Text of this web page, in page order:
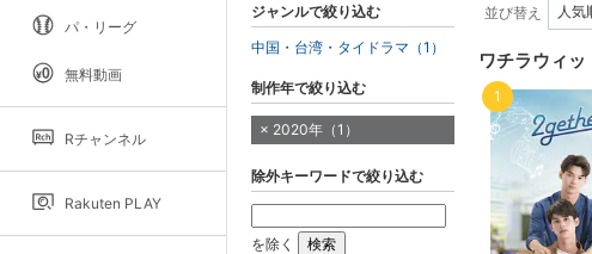
パ・リーグ
無料動画
Rチャンネル
Rakuten PLAY
並び替え
ワチラウィ
1
ジャンルで絞り込む
中国・台湾・タイドラマ（1）
制作年で絞り込む
2020年（1）
除外キーワードで絞り込む
を除く